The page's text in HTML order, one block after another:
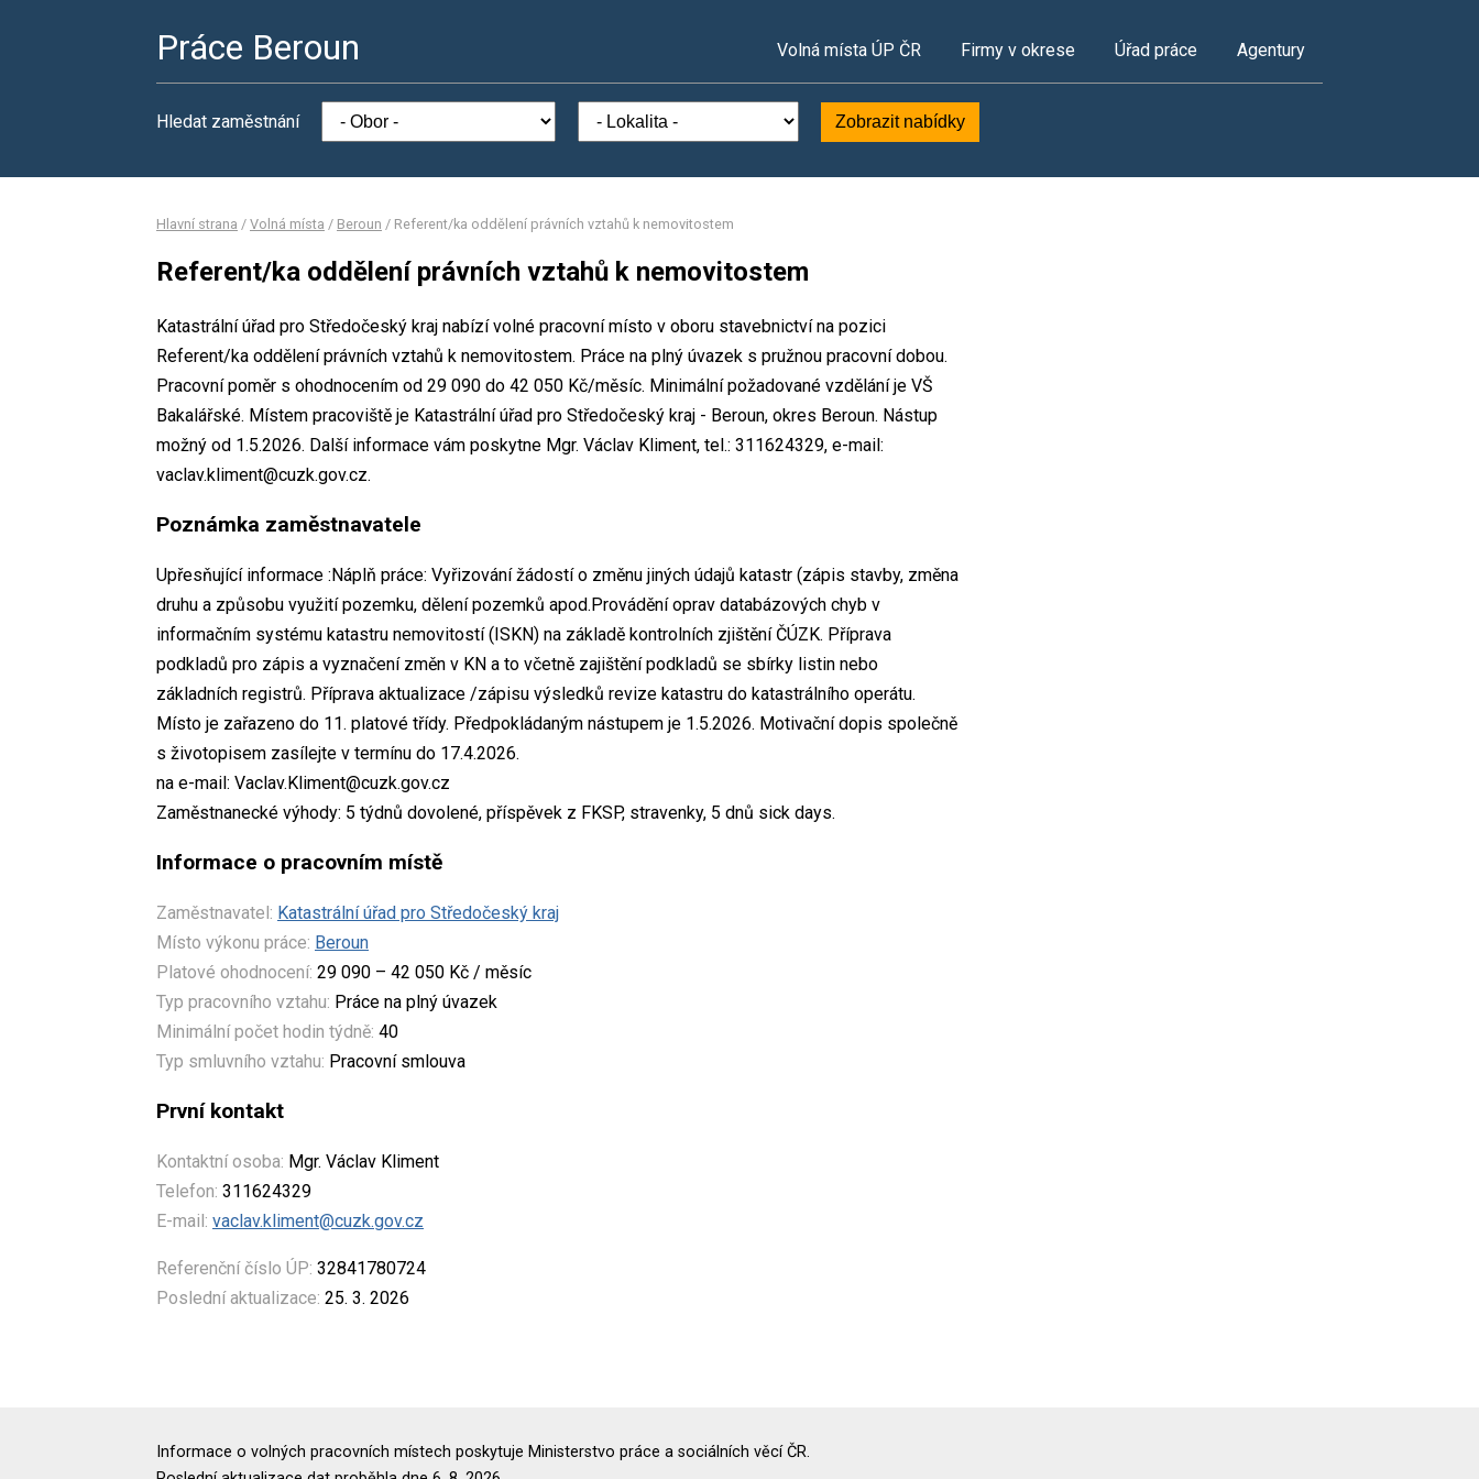
Práce Beroun Volná místa ÚP ČR Firmy v okrese Úřad práce Agentury
Hledat zaměstnání Zobrazit nabídky
Hlavní strana / Volná místa / Beroun / Referent/ka oddělení právních vztahů k nemovitostem
Referent/ka oddělení právních vztahů k nemovitostem
Katastrální úřad pro Středočeský kraj nabízí volné pracovní místo v oboru stavebnictví na pozici
Referent/ka oddělení právních vztahů k nemovitostem. Práce na plný úvazek s pružnou pracovní dobou.
Pracovní poměr s ohodnocením od 29 090 do 42 050 Kč/měsíc. Minimální požadované vzdělání je VŠ
Bakalářské. Místem pracoviště je Katastrální úřad pro Středočeský kraj - Beroun, okres Beroun. Nástup
možný od 1.5.2026. Další informace vám poskytne Mgr. Václav Kliment, tel.: 311624329, e-mail:
vaclav.kliment@cuzk.gov.cz.
Poznámka zaměstnavatele
Upřesňující informace :Náplň práce: Vyřizování žádostí o změnu jiných údajů katastr (zápis stavby, změna
druhu a způsobu využití pozemku, dělení pozemků apod.Provádění oprav databázových chyb v
informačním systému katastru nemovitostí (ISKN) na základě kontrolních zjištění ČÚZK. Příprava
podkladů pro zápis a vyznačení změn v KN a to včetně zajištění podkladů se sbírky listin nebo
základních registrů. Příprava aktualizace /zápisu výsledků revize katastru do katastrálního operátu.
Místo je zařazeno do 11. platové třídy. Předpokládaným nástupem je 1.5.2026. Motivační dopis společně
s životopisem zasílejte v termínu do 17.4.2026.
na e-mail: Vaclav.Kliment@cuzk.gov.cz
Zaměstnanecké výhody: 5 týdnů dovolené, příspěvek z FKSP, stravenky, 5 dnů sick days.
Informace o pracovním místě
Zaměstnavatel: Katastrální úřad pro Středočeský kraj
Místo výkonu práce: Beroun
Platové ohodnocení: 29 090 – 42 050 Kč / měsíc
Typ pracovního vztahu: Práce na plný úvazek
Minimální počet hodin týdně: 40
Typ smluvního vztahu: Pracovní smlouva
První kontakt
Kontaktní osoba: Mgr. Václav Kliment
Telefon: 311624329
E-mail: vaclav.kliment@cuzk.gov.cz
Referenční číslo ÚP: 32841780724
Poslední aktualizace: 25. 3. 2026
Informace o volných pracovních místech poskytuje Ministerstvo práce a sociálních věcí ČR.